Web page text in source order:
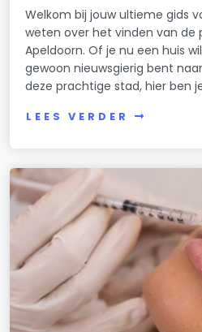
Welkom bij jouw ultieme gids
weten over het vinden van de
Apeldoorn. Of je nu een huis
gewoon nieuwsgierig bent
deze prachtige stad, hier ben
LEES VERDER